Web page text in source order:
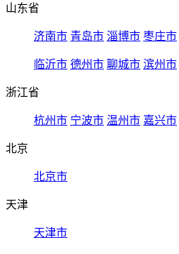
山东省
济南市 青岛市 淄博市 枣庄市
临沂市 德州市 聊城市 滨州市
浙江省
杭州市 宁波市 温州市 嘉兴市
北京
北京市
天津
天津市